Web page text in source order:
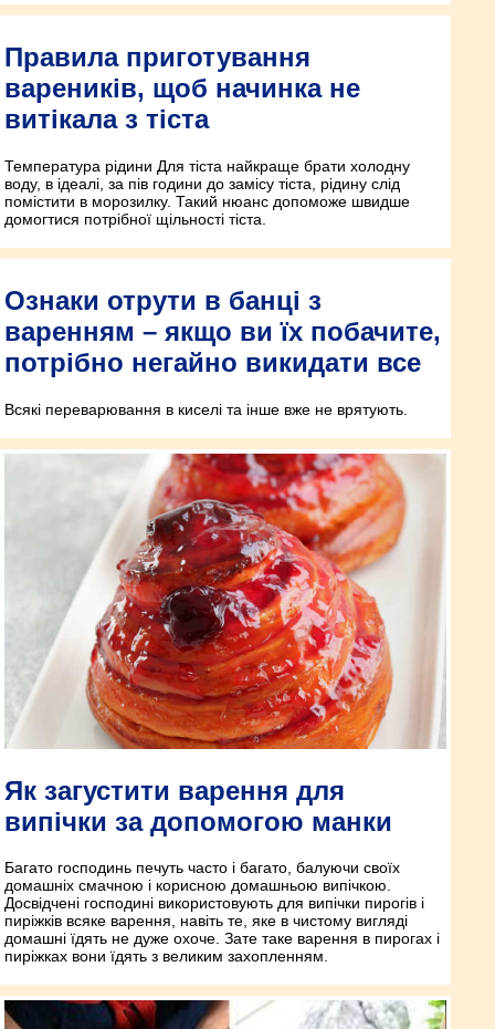
Правила приготування
вареників, щоб начинка не
витікала з тіста
Температура рідини Для тіста найкраще брати холодну
воду, в ідеалі, за пів години до замісу тіста, рідину слід
помістити в морозилку. Такий нюанс допоможе швидше
домогтися потрібної щільності тіста.
Ознаки отрути в банці з
варенням – якщо ви їх побачите,
потрібно негайно викидати все
Всякі переварювання в киселі та інше вже не врятують.
Як загустити варення для
випічки за допомогою манки
Багато господинь печуть часто і багато, балуючи своїх
домашніх смачною і корисною домашньою випічкою.
Досвідчені господині використовують для випічки пирогів і
пиріжків всяке варення, навіть те, яке в чистому вигляді
домашні їдять не дуже охоче. Зате таке варення в пирогах і
пиріжках вони їдять з великим захопленням.